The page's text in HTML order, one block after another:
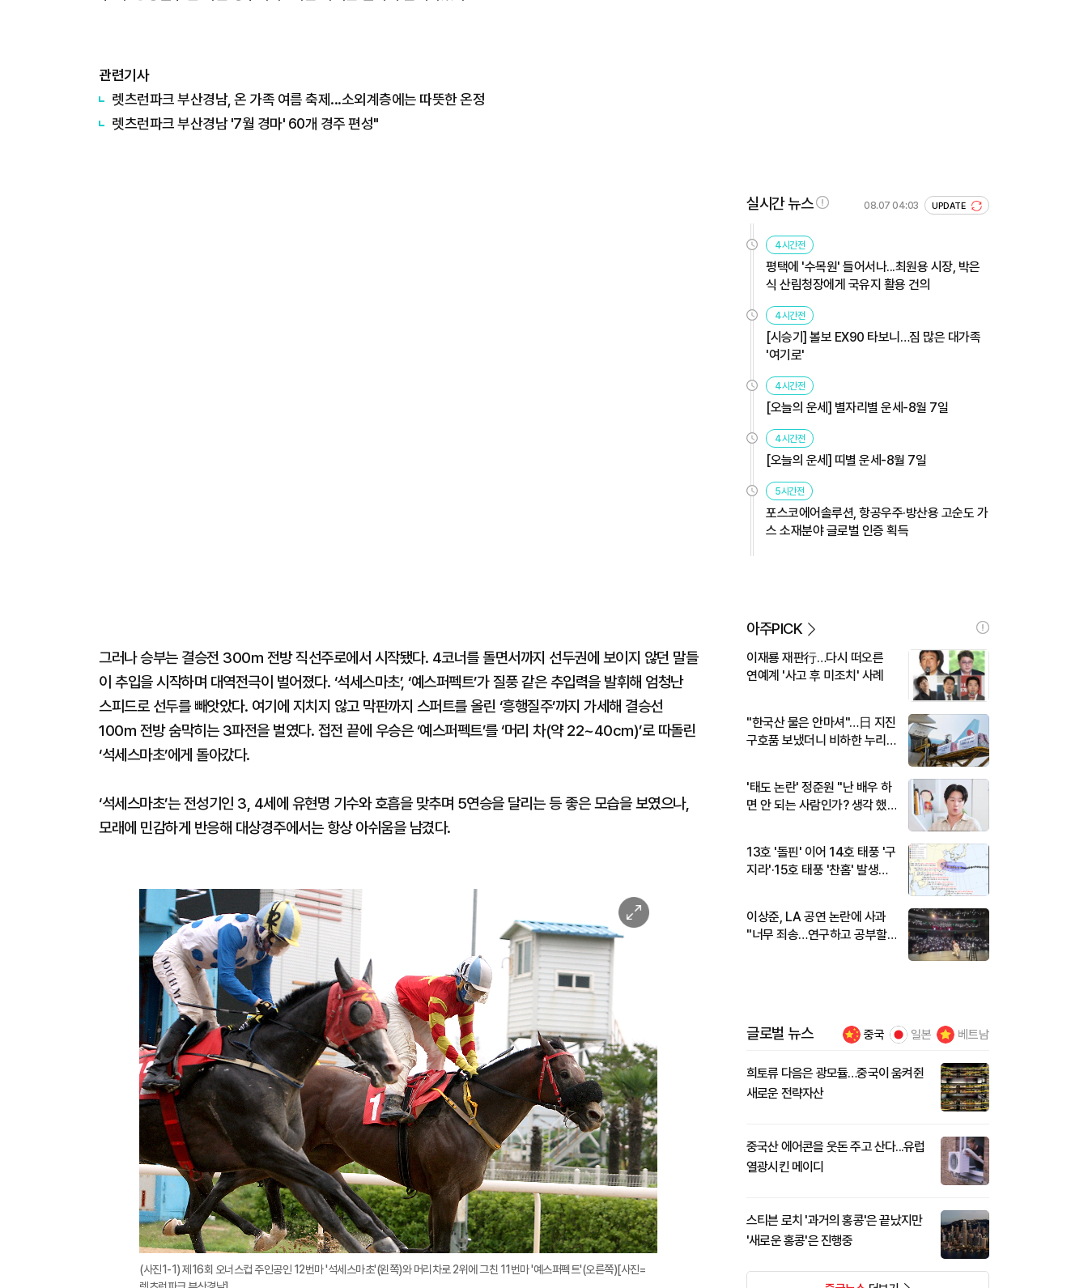
관련기사
렛츠런파크 부산경남, 온 가족 여름 축제...소외계층에는 따뜻한 온정
렛츠런파크 부산경남 '7월 경마' 60개 경주 편성"
그러나 승부는 결승전 300m 전방 직선주로에서 시작됐다. 4코너를 돌면서까지 선두권에 보이지 않던 말들
이 추입을 시작하며 대역전극이 벌어졌다. ‘석세스마초’, ‘예스퍼펙트’가 질풍 같은 추입력을 발휘해 엄청난
스피드로 선두를 빼앗았다. 여기에 지치지 않고 막판까지 스퍼트를 올린 ‘흥행질주’까지 가세해 결승선
100m 전방 숨막히는 3파전을 벌였다. 접전 끝에 우승은 ‘예스퍼펙트’를 ‘머리 차(약 22~40cm)’로 따돌린
‘석세스마초’에게 돌아갔다.
‘석세스마초’는 전성기인 3, 4세에 유현명 기수와 호흡을 맞추며 5연승을 달리는 등 좋은 모습을 보였으나,
모래에 민감하게 반응해 대상경주에서는 항상 아쉬움을 남겼다.
이
미
(사진1-1) 제16회 오너스컵 주인공인 12번마 '석세스마초'(왼쪽)와 머리차로 2위에 그친 11번마 '예스퍼펙트'(오른쪽)[사진=
실시간 뉴스 08.07 04:03 UPDATE
4시간전
평택에 '수목원' 들어서나...최원용 시장, 박은
식 산림청장에게 국유지 활용 건의
4시간전
[시승기] 볼보 EX90 타보니…짐 많은 대가족
'여기로'
4시간전
[오늘의 운세] 별자리별 운세-8월 7일
4시간전
[오늘의 운세] 띠별 운세-8월 7일
5시간전
포스코에어솔루션, 항공우주·방산용 고순도 가
스 소재분야 글로벌 인증 획득
아주PICK
이재룡 재판行…다시 떠오른
연예계 '사고 후 미조치' 사례
"한국산 물은 안마셔"…日 지진
구호품 보냈더니 비하한 누리
'태도 논란' 정준원 "난 배우 하
면 안 되는 사람인가? 생각 했
13호 '돌핀' 이어 14호 태풍 '구
지라'·15호 태풍 '찬홈' 발생…
이상준, LA 공연 논란에 사과
"너무 죄송…연구하고 공부할
글로벌 뉴스 중국 일본 베트남
희토류 다음은 광모듈…중국이 움켜쥔
새로운 전략자산
중국산 에어콘을 웃돈 주고 산다...유럽
열광시킨 메이디
스티븐 로치 '과거의 홍콩'은 끝났지만
'새로운 홍콩'은 진행중